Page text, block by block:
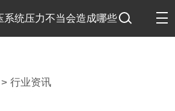
系统压力不当会造成哪些
> 行业资讯